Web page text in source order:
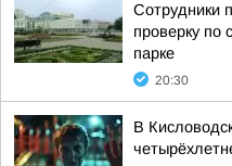
Сотрудники
проверку по
парке
20:30
В